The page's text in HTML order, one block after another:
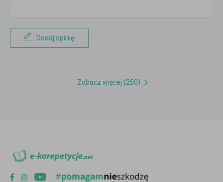
Dodaj opinię
Zobacz więcej (250)